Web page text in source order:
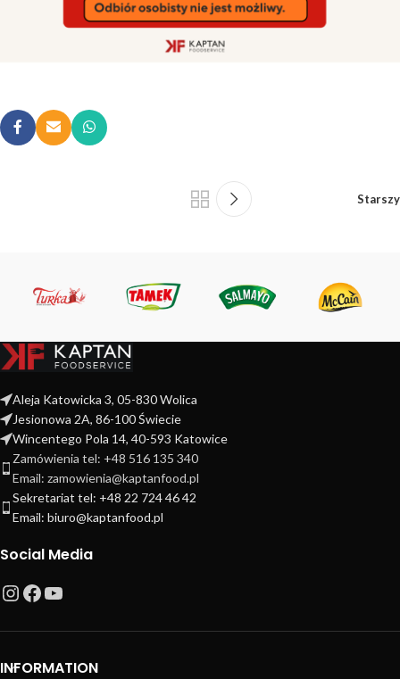
Starszy
Aleja Katowicka 3, 05-830 Wolica
Jesionowa 2A, 86-100 Świecie
Wincentego Pola 14, 40-593 Katowice
Zamówienia tel: +48 516 135 340
Email: zamowienia@kaptanfood.pl
Sekretariat tel: +48 22 724 46 42
Email: biuro@kaptanfood.pl
Social Media
INFORMATION